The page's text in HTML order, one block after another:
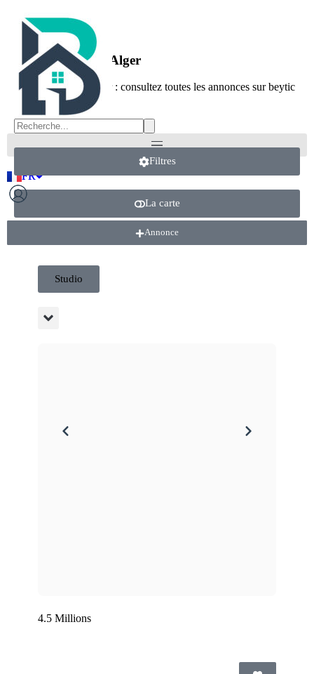
FR
AR
Annonce
Location Studio Alger
Location Studio Alger : consultez toutes les annonces sur beytic
Filtres
La carte
Studio
4.5 Millions
FR
AR
Annonce